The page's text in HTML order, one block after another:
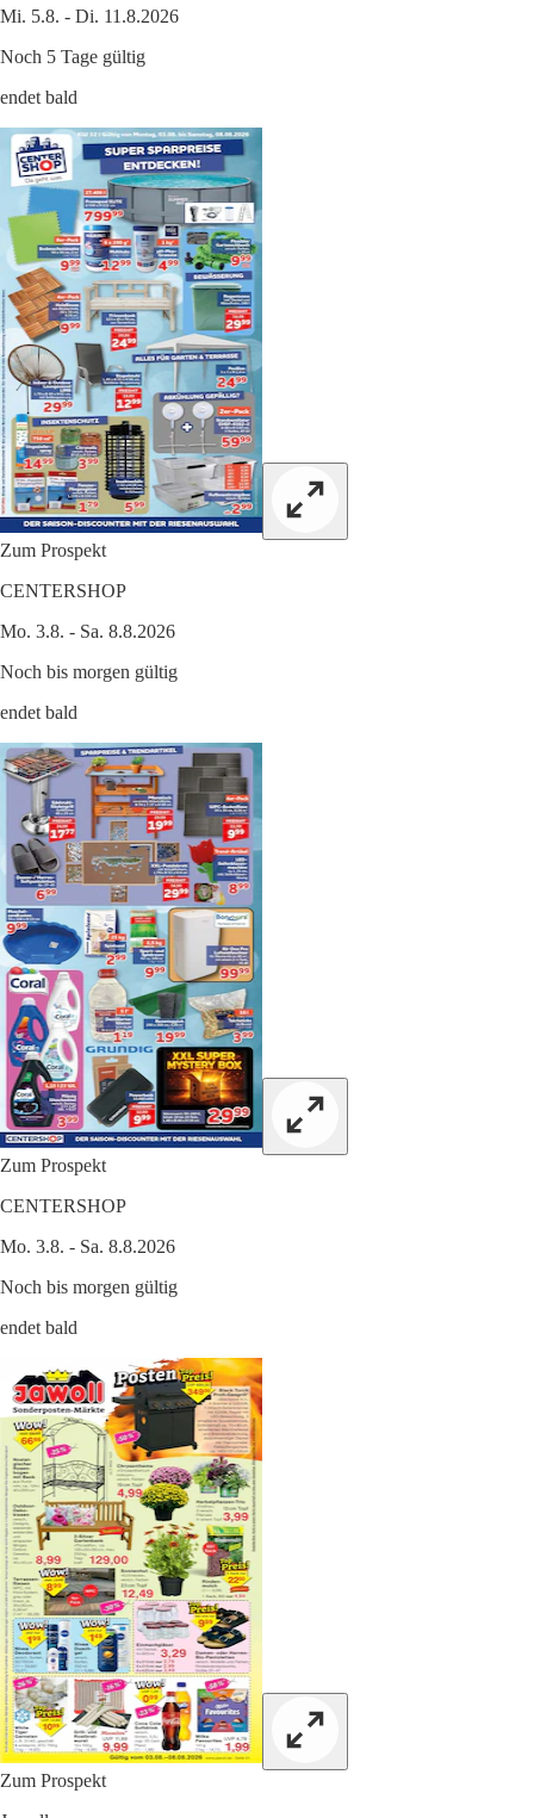
Mi. 5.8. - Di. 11.8.2026
Noch 5 Tage gültig
endet bald
Zum Prospekt
CENTERSHOP
Mo. 3.8. - Sa. 8.8.2026
Noch bis morgen gültig
endet bald
Zum Prospekt
CENTERSHOP
Mo. 3.8. - Sa. 8.8.2026
Noch bis morgen gültig
endet bald
Zum Prospekt